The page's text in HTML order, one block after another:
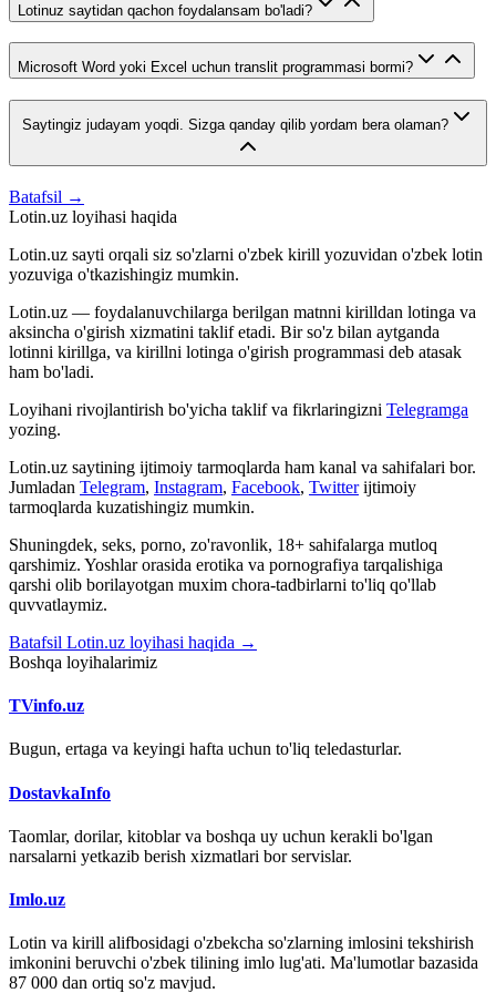
Lotinuz saytidan qachon foydalansam bo'ladi?
Microsoft Word yoki Excel uchun translit programmasi bormi?
Saytingiz judayam yoqdi. Sizga qanday qilib yordam bera olaman?
Batafsil →
Lotin.uz loyihasi haqida
Lotin.uz sayti orqali siz so'zlarni o'zbek kirill yozuvidan o'zbek lotin
yozuviga o'tkazishingiz mumkin.
Lotin.uz — foydalanuvchilarga berilgan matnni kirilldan lotinga va
aksincha o'girish xizmatini taklif etadi. Bir so'z bilan aytganda
lotinni kirillga, va kirillni lotinga o'girish programmasi deb atasak
ham bo'ladi.
Loyihani rivojlantirish bo'yicha taklif va fikrlaringizni Telegramga
yozing.
Lotin.uz saytining ijtimoiy tarmoqlarda ham kanal va sahifalari bor.
Jumladan Telegram, Instagram, Facebook, Twitter ijtimoiy
tarmoqlarda kuzatishingiz mumkin.
Shuningdek, seks, porno, zo'ravonlik, 18+ sahifalarga mutloq
qarshimiz. Yoshlar orasida erotika va pornografiya tarqalishiga
qarshi olib borilayotgan muxim chora-tadbirlarni to'liq qo'llab
quvvatlaymiz.
Batafsil Lotin.uz loyihasi haqida →
Boshqa loyihalarimiz
TVinfo.uz
Bugun, ertaga va keyingi hafta uchun to'liq teledasturlar.
DostavkaInfo
Taomlar, dorilar, kitoblar va boshqa uy uchun kerakli bo'lgan
narsalarni yetkazib berish xizmatlari bor servislar.
Imlo.uz
Lotin va kirill alifbosidagi o'zbekcha so'zlarning imlosini tekshirish
imkonini beruvchi o'zbek tilining imlo lug'ati. Ma'lumotlar bazasida
87 000 dan ortiq so'z mavjud.